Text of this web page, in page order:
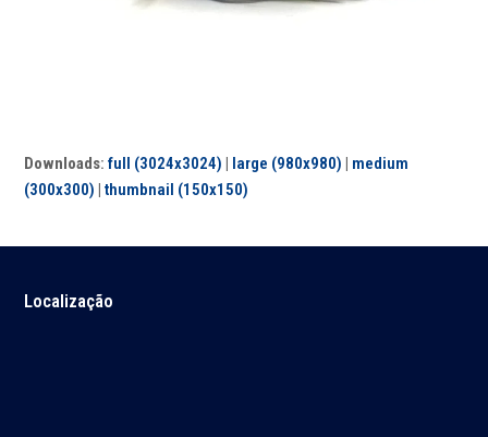
Downloads:full (3024x3024) | large (980x980) | medium
(300x300) |thumbnail (150x150)
Localização